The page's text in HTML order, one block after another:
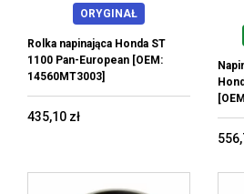
ORYGINAŁ
Rolka napinająca Honda ST
1100 Pan-European [OEM:
14560MT3003]
435,10 zł